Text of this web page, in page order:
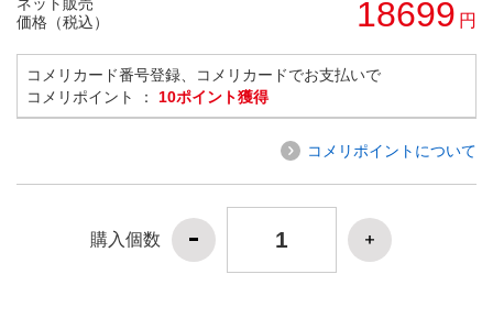
価格（税込）
18699 円
コメリカード番号登録、コメリカードでお支払いで
コメリポイント ： 10ポイント獲得
コメリポイントについて
購入個数